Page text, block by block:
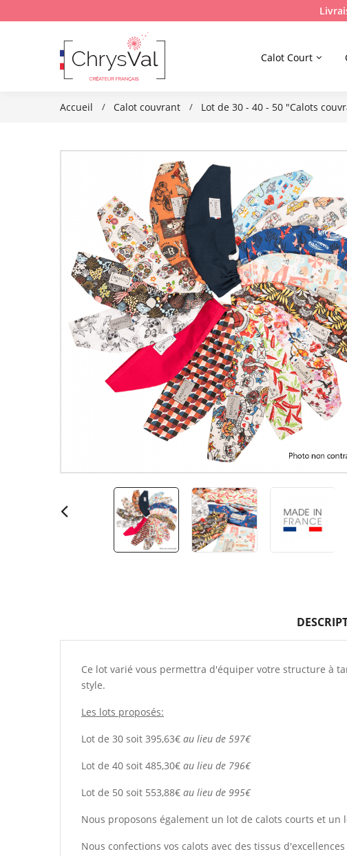
Calot Court
Accueil Calot couvrant Lot de 30 - 40 - 50 "Calots
Ce lot varié vous permettra d'équiper votre structure à
style.
Les lots proposés:
Lot de 30 soit 395,63€ au lieu de 597€
Lot de 40 soit 485,30€ au lieu de 796€
Lot de 50 soit 553,88€ au lieu de 995€
Nous proposons également un lot de calots courts et
Nous confections vos calots avec des tissus